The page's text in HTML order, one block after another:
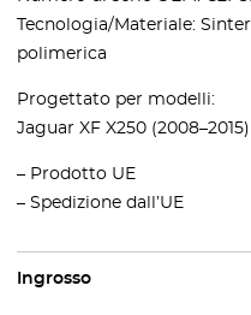
Tecnologia/Materiale:
polimerica
Progettato per modelli:
Jaguar XF X250 (2008–2015)
– Prodotto UE
– Spedizione dall’UE
Ingrosso